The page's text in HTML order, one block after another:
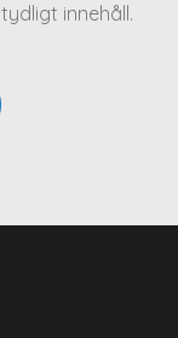
innehåll.